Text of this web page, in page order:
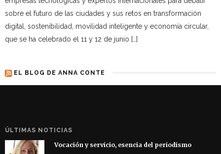
sobre el futuro de las ciudades y sus retos en transformación
digital, sostenibilidad, movilidad inteligente y economía circular,
que se ha celebrado el 11 y 12 de junio […]
EL BLOG DE ANNA CONTE
ÚLTIMAS NOTICIAS
Vocación y servicio, esencia del periodismo